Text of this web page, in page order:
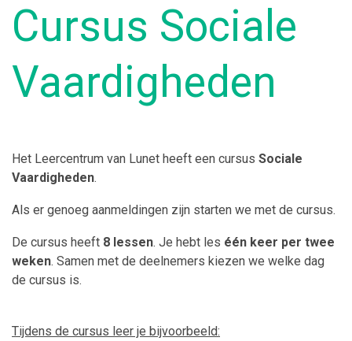
Cursus Sociale
Vaardigheden
Het Leercentrum van Lunet heeft een cursus Sociale
Vaardigheden.
Als er genoeg aanmeldingen zijn starten we met de cursus.
De cursus heeft 8 lessen. Je hebt les één keer per twee
weken. Samen met de deelnemers kiezen we welke dag
de cursus is.
Tijdens de cursus leer je bijvoorbeeld: